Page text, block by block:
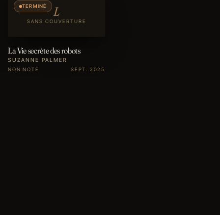
L
SANS COUVERTURE
TERMINÉ
La Vie secrète des robots
SUZANNE PALMER
NON NOTÉ SEPT. 2025